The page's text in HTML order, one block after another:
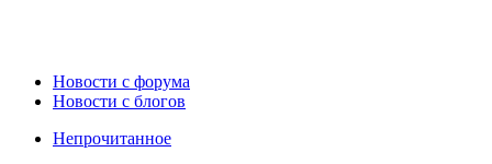
Новости c форума
Новости с блогов
Непрочитанное